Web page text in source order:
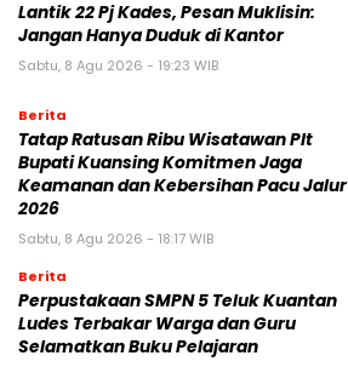
Lantik 22 Pj Kades, Pesan Muklisin:
Jangan Hanya Duduk di Kantor
Sabtu, 8 Agu 2026 - 19:23 WIB
Berita
Tatap Ratusan Ribu Wisatawan Plt
Bupati Kuansing Komitmen Jaga
Keamanan dan Kebersihan Pacu Jalur
2026
Sabtu, 8 Agu 2026 - 18:17 WIB
Berita
Perpustakaan SMPN 5 Teluk Kuantan
Ludes Terbakar Warga dan Guru
Selamatkan Buku Pelajaran